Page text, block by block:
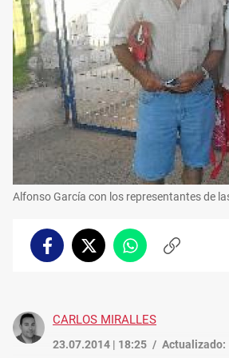
Alfonso García con los representantes de
FacebookTwitterWhatsappCopiar
CARLOS MIRALLES
23.07.2014 | 18:25 Actualizado: